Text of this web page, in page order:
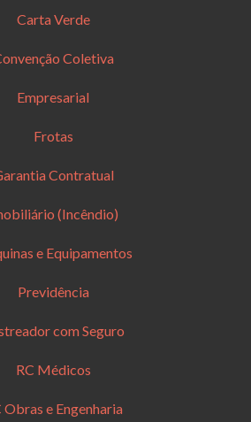
Carta Verde
Coletiva
Empresarial
Frotas
Contratual
(Incêndio)
e Equipamentos
Previdência
com Seguro
RC Médicos
Obras e Engenharia